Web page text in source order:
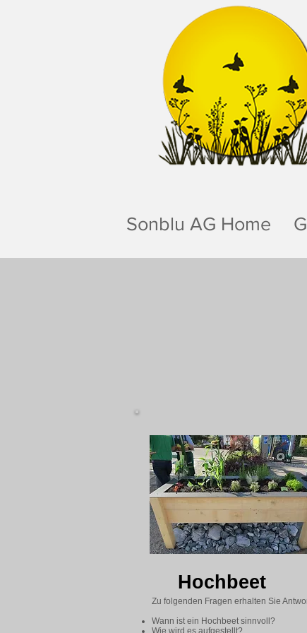
Sonblu AG Home
Hochbeet
Zu folgenden Fragen erhalten Sie
Wann ist ein Hochbeet sinnvoll?
Wie wird es aufgestellt?